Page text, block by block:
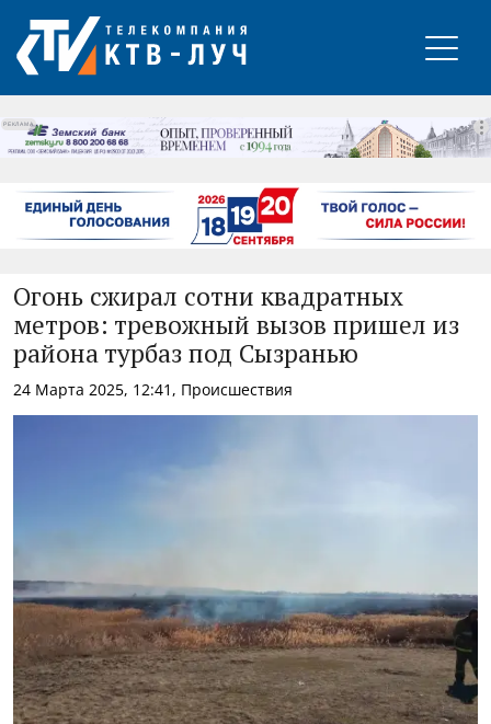
РЕКЛАМА
Огонь сжирал сотни квадратных
метров: тревожный вызов пришел из
района турбаз под Сызранью
24 Марта 2025, 12:41, Происшествия